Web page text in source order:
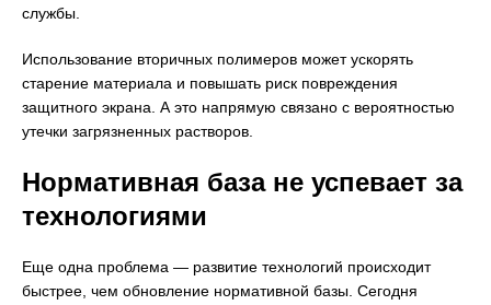
службы.
Использование вторичных полимеров может ускорять
старение материала и повышать риск повреждения
защитного экрана. А это напрямую связано с вероятностью
утечки загрязненных растворов.
Нормативная база не успевает за
технологиями
Еще одна проблема — развитие технологий происходит
быстрее, чем обновление нормативной базы. Сегодня